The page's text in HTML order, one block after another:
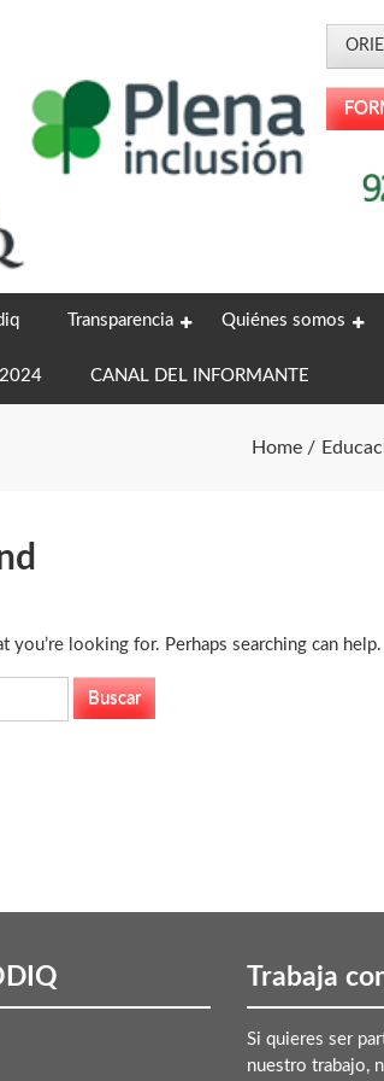
Transparencia Quiénes somos
CANAL DEL INFORMANTE
Home
you’re looking for. Perhaps searching can help.
Trabaja
Si quieres ser
nuestro trabajo,